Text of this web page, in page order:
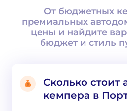
От бюджетных
премиальных
цены и найдите
бюджет и стиль
Сколько стоит
кемпера в